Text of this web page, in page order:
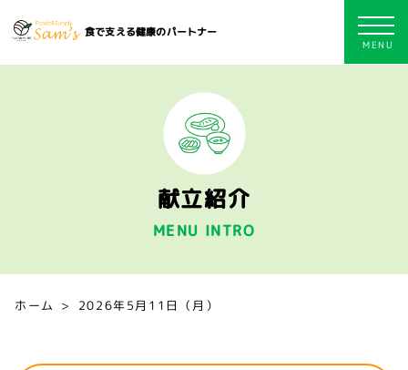
食で支える健康のパートナー
献立紹介
MENU INTRO
ホーム 2026年5月11日（月）